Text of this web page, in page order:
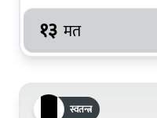
१३ मत
स्वतन्त्र